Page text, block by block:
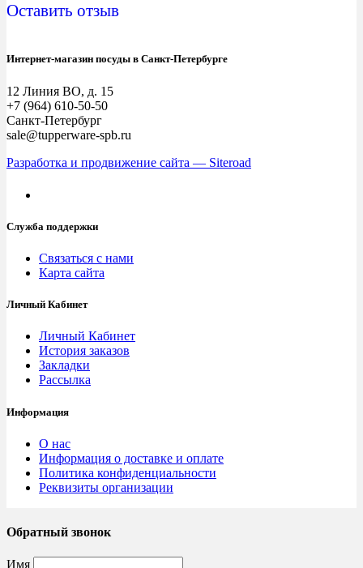
Оставить отзыв
Интернет-магазин посуды в Санкт-Петербурге
12 Линия ВО, д. 15
+7 (964) 610-50-50
Санкт-Петербург
sale@tupperware-spb.ru
Разработка и продвижение сайта — Siteroad
Служба поддержки
Связаться с нами
Карта сайта
Личный Кабинет
Личный Кабинет
История заказов
Закладки
Рассылка
Информация
О нас
Информация о доставке и оплате
Политика конфиденциальности
Реквизиты организации
Обратный звонок
Имя